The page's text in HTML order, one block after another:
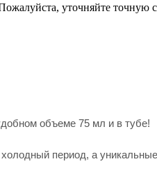
уточняйте
объеме 75 мл и в тубе!
период, а